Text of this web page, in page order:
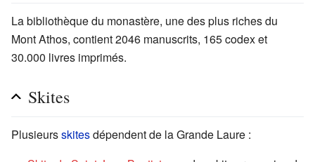
La bibliothèque du monastère, une des plus riches du
Mont Athos, contient 2046 manuscrits, 165 codex et
30.000 livres imprimés.
Skites
Plusieursskitesdépendent de la Grande Laure :